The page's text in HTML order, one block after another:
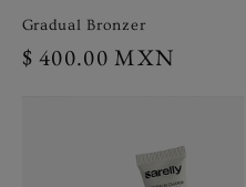
Gradual Bronzer
Precio
$ 400.00 MXN